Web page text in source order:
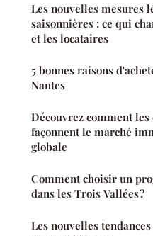
Les nouvelles mesures
saisonnières : ce qui
et les locataires
5 bonnes raisons
Nantes
Découvrez comment
façonnent le marché
globale
Comment choisir un
dans les Trois Vallées ?
Les nouvelles